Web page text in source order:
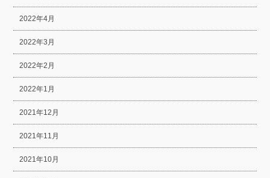
2022年4月
2022年3月
2022年2月
2022年1月
2021年12月
2021年11月
2021年10月